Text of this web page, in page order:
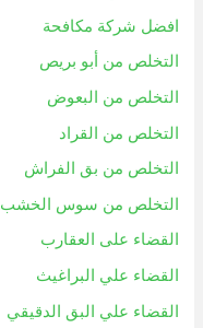
افضل شركة مكافحة
التخلص من أبو بريص
التخلص من البعوض
التخلص من القراد
التخلص من بق الفراش
التخلص من سوس الخشب
القضاء على العقارب
القضاء علي البراغيث
القضاء علي البق الدقيقي